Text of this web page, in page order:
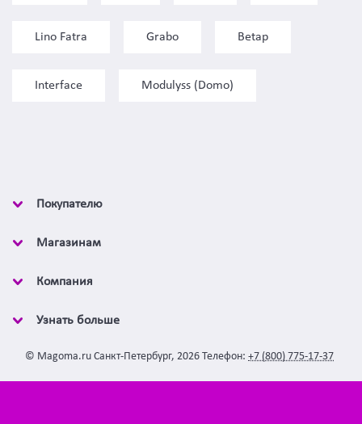
Lino Fatra Grabo Betap
Interface Modulyss (Domo)
Покупателю
Магазинам
Компания
Узнать больше
© Magoma.ru Санкт-Петербург, 2026 Телефон: +7 (800) 775-17-37